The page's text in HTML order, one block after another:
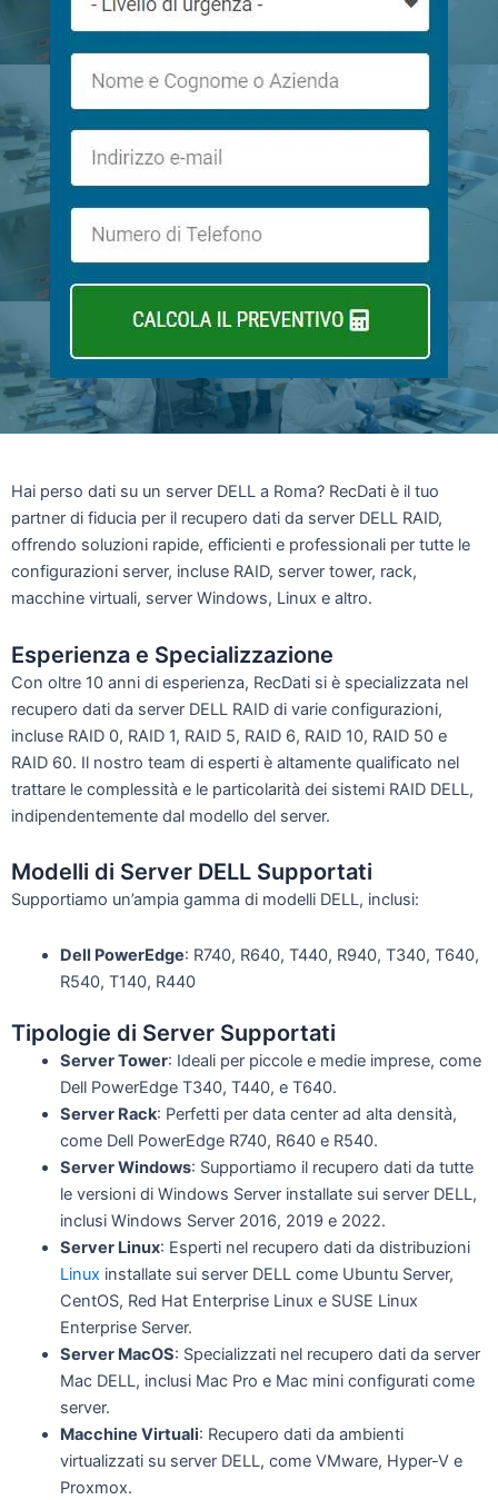
Hai perso dati su un server DELL a Roma? RecDati è il tuo
partner di fiducia per il recupero dati da server DELL RAID,
offrendo soluzioni rapide, efficienti e professionali per tutte le
configurazioni server, incluse RAID, server tower, rack,
macchine virtuali, server Windows, Linux e altro.
Esperienza e Specializzazione
Con oltre 10 anni di esperienza, RecDati si è specializzata nel
recupero dati da server DELL RAID di varie configurazioni,
incluse RAID 0, RAID 1, RAID 5, RAID 6, RAID 10, RAID 50 e
RAID 60. Il nostro team di esperti è altamente qualificato nel
trattare le complessità e le particolarità dei sistemi RAID DELL,
indipendentemente dal modello del server.
Modelli di Server DELL Supportati
Supportiamo un’ampia gamma di modelli DELL, inclusi:
Dell PowerEdge: R740, R640, T440, R940, T340, T640,
R540, T140, R440
Tipologie di Server Supportati
Server Tower: Ideali per piccole e medie imprese, come
Dell PowerEdge T340, T440, e T640.
Server Rack: Perfetti per data center ad alta densità,
come Dell PowerEdge R740, R640 e R540.
Server Windows: Supportiamo il recupero dati da tutte
le versioni di Windows Server installate sui server DELL,
inclusi Windows Server 2016, 2019 e 2022.
Server Linux: Esperti nel recupero dati da distribuzioni
Linux installate sui server DELL come Ubuntu Server,
CentOS, Red Hat Enterprise Linux e SUSE Linux
Enterprise Server.
Server MacOS: Specializzati nel recupero dati da server
Mac DELL, inclusi Mac Pro e Mac mini configurati come
server.
Macchine Virtuali: Recupero dati da ambienti
virtualizzati su server DELL, come VMware, Hyper-V e
Proxmox.